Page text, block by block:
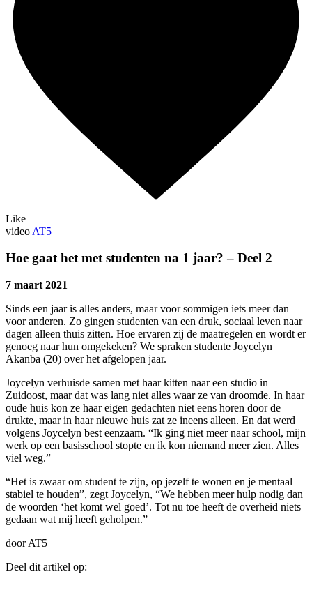
Like
video AT5
Hoe gaat het met studenten na 1 jaar? – Deel 2
7 maart 2021
Sinds een jaar is alles anders, maar voor sommigen iets meer dan
voor anderen. Zo gingen studenten van een druk, sociaal leven naar
dagen alleen thuis zitten. Hoe ervaren zij de maatregelen en wordt er
genoeg naar hun omgekeken? We spraken studente Joycelyn
Akanba (20) over het afgelopen jaar.
Joycelyn verhuisde samen met haar kitten naar een studio in
Zuidoost, maar dat was lang niet alles waar ze van droomde. In haar
oude huis kon ze haar eigen gedachten niet eens horen door de
drukte, maar in haar nieuwe huis zat ze ineens alleen. En dat werd
volgens Joycelyn best eenzaam. “Ik ging niet meer naar school, mijn
werk op een basisschool stopte en ik kon niemand meer zien. Alles
viel weg.”
“Het is zwaar om student te zijn, op jezelf te wonen en je mentaal
stabiel te houden”, zegt Joycelyn, “We hebben meer hulp nodig dan
de woorden ‘het komt wel goed’. Tot nu toe heeft de overheid niets
gedaan wat mij heeft geholpen.”
door AT5
Deel dit artikel op: